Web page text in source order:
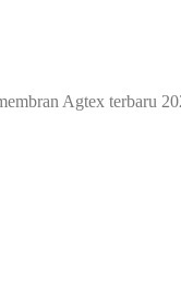
Agtex terbaru